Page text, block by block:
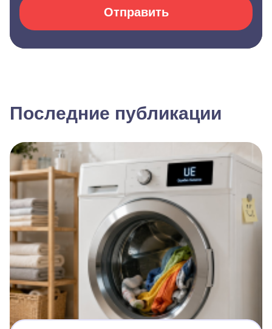
Отправить
Последние публикации